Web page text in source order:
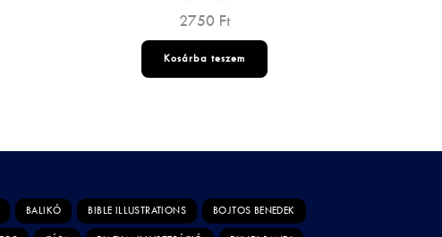
2750 Ft
Kosárba teszem
BALIKÓ BIBLE ILLUSTRATIONS BOJTOS BENEDEK